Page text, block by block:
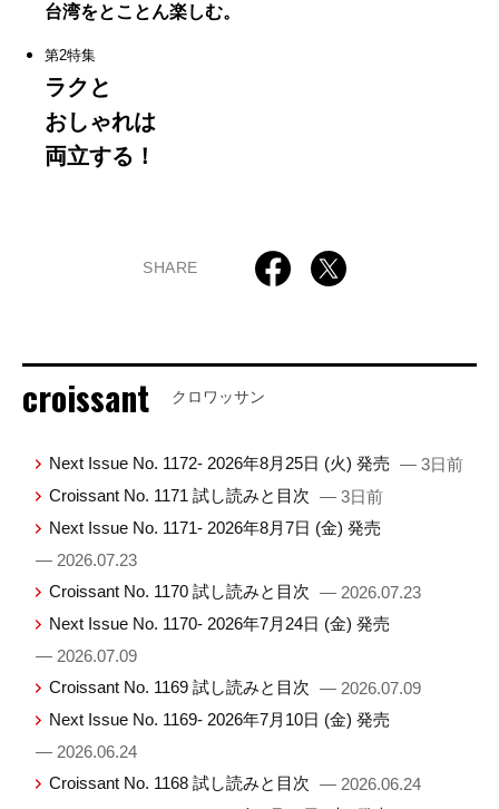
台湾をとことん楽しむ。
第2特集
ラクと
おしゃれは
両立する！
SHARE
croissant クロワッサン
Next Issue No. 1172- 2026年8月25日 (火) 発売 — 3日前
Croissant No. 1171 試し読みと目次 — 3日前
Next Issue No. 1171- 2026年8月7日 (金) 発売
— 2026.07.23
Croissant No. 1170 試し読みと目次 — 2026.07.23
Next Issue No. 1170- 2026年7月24日 (金) 発売
— 2026.07.09
Croissant No. 1169 試し読みと目次 — 2026.07.09
Next Issue No. 1169- 2026年7月10日 (金) 発売
— 2026.06.24
Croissant No. 1168 試し読みと目次 — 2026.06.24